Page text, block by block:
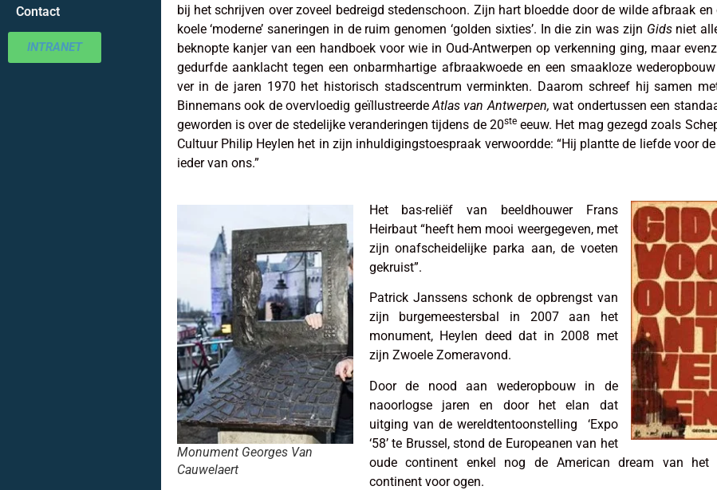
Contact
INTRANET
bij het schrijven over zoveel bedreigd stedenschoon. Zijn hart bloedde door de wilde afbraak en
koele ‘moderne’ saneringen in de ruim genomen ‘golden sixties’. In die zin was zijn Gidsniet
beknopte kanjer van een handboek voor wie in Oud-Antwerpen op verkenning ging, maar
gedurfde aanklacht tegen een onbarmhartige afbraakwoede en een smaakloze
ver in de jaren 1970 het historisch stadscentrum verminkten. Daarom schreef hij samen
Binnemans ook de overvloedig geïllustreerdeAtlas van Antwerpen,wat ondertussen een
geworden is over de stedelijke veranderingen tijdens de 20steeeuw. Het mag gezegd zoals
Cultuur Philip Heylen het in zijn inhuldigingstoespraak verwoordde: “Hij plantte de liefde voor
ieder van ons.”
Monument Georges Van
Cauwelaert
Het bas-reliëf van beeldhouwer Frans
Heirbaut “heeft hem mooi weergegeven, met
zijn onafscheidelijke parka aan, de voeten
gekruist”.
Patrick Janssens schonk de opbrengst van
zijn burgemeestersbal in 2007 aan het
monument, Heylen deed dat in 2008 met
zijn Zwoele Zomeravond.
Door de nood aan wederopbouw in de
naoorlogse jaren en door het elan dat
uitging van de wereldtentoonstelling ‘Expo
‘58’ te Brussel, stond de Europeanen van het
oude continent enkel nog de American dream van het
continent voor ogen.